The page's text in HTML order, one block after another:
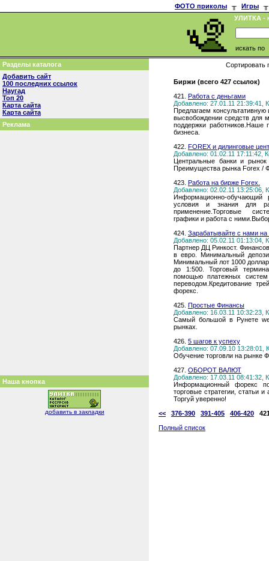
ФОТО приколы ╥ Игры
╥
УЛИТКА -
искать по
Разделы каталога
Добавить сайт
100 последних ссылок
Наугад
Топ 20
Карта сайта
Карта сайта
Реклама
Наша кнопка
добавить в закладки
Сортировать
Биржи (всего 427 ссылок)
421. Работа с деньгами
Добавлено: 27.01.11 21:39:41,
Предлагаем
высвобождении средств для
поддержки работников.Наше
бизнеса.
422. FOREX и дилинговые
Добавлено: 01.02.11 17:11:42,
Центральные банки и
Преимущества рынка Forex /
423. Работа на бирже Forex.
Добавлено: 02.02.11 13:25:06,
Информационно-
условия и знания для
применение.Торговые
графики и работа с
424. Зарабатывайте с нами
Добавлено: 05.02.11 01:13:04,
Партнер ДЦ Ринкост.
в евро. Минимальный
Минимальный лот 1000
до 1:500. Торговый
помощью платежных систем
переводом.Кредитование
форекс.
425. Простые Финансы
Добавлено: 16.03.11 10:32:23,
Самый большой в Рунете
рынках.
426. 5 шагов к успеху
Добавлено: 07.09.10 13:28:01,
Обучение торговли на рынке
427. ОБОРОТ ВАЛЮТ
Добавлено: 17.03.11 08:41:32,
Информационный форекс
торговые стратегии, статьи
Торгуй уверенно!
<<
376-390 391-405 406-420
Полный список